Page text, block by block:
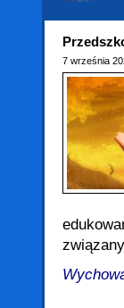
7 września